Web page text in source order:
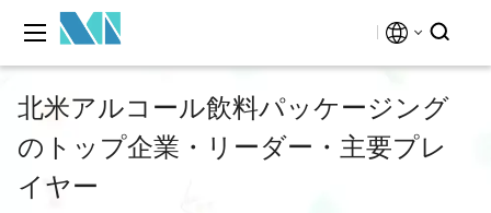
北米アルコール飲料パッケージング
のトップ企業・リーダー・主要プレ
イヤー